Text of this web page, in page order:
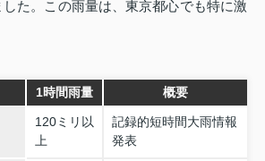
た。この雨量は、東京都心でも特に激
1時間雨量 概要
120ミリ以
上
記録的短時間大雨情報
発表